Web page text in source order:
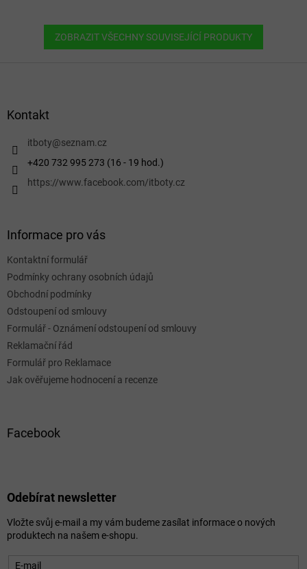
ZOBRAZIT VŠECHNY SOUVISEJÍCÍ PRODUKTY
Kontakt
itboty@seznam.cz
+420 732 995 273 (16 - 19 hod.)
https://www.facebook.com/itboty.cz
Informace pro vás
Kontaktní formulář
Podmínky ochrany osobních údajů
Obchodní podmínky
Odstoupení od smlouvy
Formulář - Oznámení odstoupení od smlouvy
Reklamační řád
Formulář pro Reklamace
Jak ověřujeme hodnocení a recenze
Facebook
Odebírat newsletter
Vložte svůj e-mail a my vám budeme zasílat informace o nových
produktech na našem e-shopu.
E-mail